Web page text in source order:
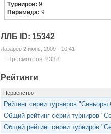
Турниров:9
Пирамида:9
ЛЛБ ID: 15342
Лазарев 2 июнь, 2009 - 10:41
Просмотров: 2338
Рейтинги
Первенство
Рейтинг серии турниров "Сеньоры
Общий рейтинг серии турниров
Общий рейтинг серии турниров